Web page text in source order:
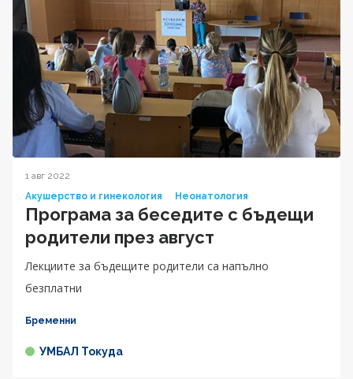
1 авг 2022
Акушерство и гинекология
Неонатология
Програма за беседите с бъдещи
родители през август
Лекциите за бъдещите родители са напълно
безплатни
Бременни
УМБАЛ Токуда